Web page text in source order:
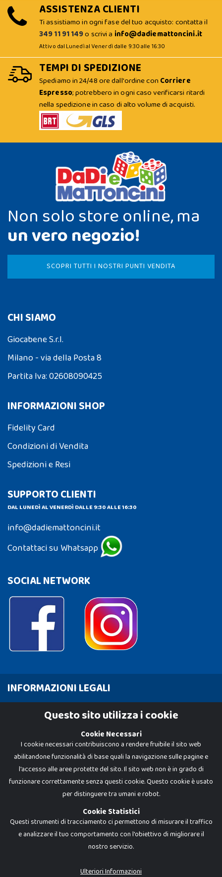
ASSISTENZA CLIENTI
Ti assistiamo in ogni fase del tuo acquisto: contatta il
349 11 91 149o scrivi a info@dadiemattoncini.it
Attivo dal Lunedì al Venerdì dalle 9:30 alle 16:30
TEMPI DI SPEDIZIONE
Spediamo in 24/48 ore dall'ordine con Corriere
Espresso; potrebbero in ogni caso verificarsi ritardi
nella spedizione in caso di alto volume di acquisti.
Non solo store online, ma
un vero negozio!
SCOPRI TUTTI I NOSTRI PUNTI VENDITA
CHI SIAMO
Giocabene S.r.l.
Milano - via della Posta 8
Partita Iva: 02608090425
INFORMAZIONI SHOP
Fidelity Card
Condizioni di Vendita
Spedizioni e Resi
SUPPORTO CLIENTI
DAL LUNEDÌ AL VENERDÌ DALLE 9:30 ALLE 16:30
info@dadiemattoncini.it
Contattaci su Whatsapp
SOCIAL NETWORK
INFORMAZIONI LEGALI
Cookie Policy
Dadi e Mattoncini è un brand di Giocabene Srl. Ogni riproduzione o utilizzo non
I prezzi e le promozioni pubblicate potrebbero differire da quanto esposto in
Questo sito utilizza i cookie
Cookie Necessari
I cookie necessari contribuiscono a rendere fruibile il sito web
abilitandone funzionalità di base quali la navigazione sulle pagine e
l'accesso alle aree protette del sito. Il sito web non è in grado di
funzionare correttamente senza questi cookie. Questo cookie è usato
per distinguere tra umani e robot.
Cookie Statistici
Questi strumenti di tracciamento ci permettono di misurare il traffico
e analizzare il tuo comportamento con l'obiettivo di migliorare il
nostro servizio.
Ulteriori Informazioni